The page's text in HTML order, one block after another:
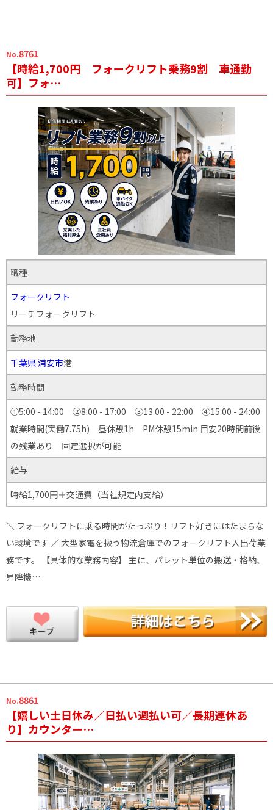
No.8761
【時給1,700円 フォークリフト乗務9割 車通勤
可】フォ…
職種
フォークリフト
リーチフォークリフト
勤務地
千葉県浦安市港
勤務時間
①5:00 - 14:00 ②8:00 - 17:00 ③13:00 - 22:00 ④15:00 - 24:00
就業時間(実働7.75h) 昼休憩1h PM休憩15min 目安20時間前後
の残業あり 固定選択が可能
給与
時給1,700円＋交通費（当社規定内支給）
＼ フォークリフトに乗る時間がたっぷり！リフト好きにはたまらな
い環境です ／ 大型家電を扱う物流倉庫でのフォークリフト入出荷業
務です。 【具体的な業務内容】 主に、パレット単位の搬送・格納、
昇降機…
No.8861
【嬉しい土日休み／日払い週払い可／長期連休あ
り】カウンター…